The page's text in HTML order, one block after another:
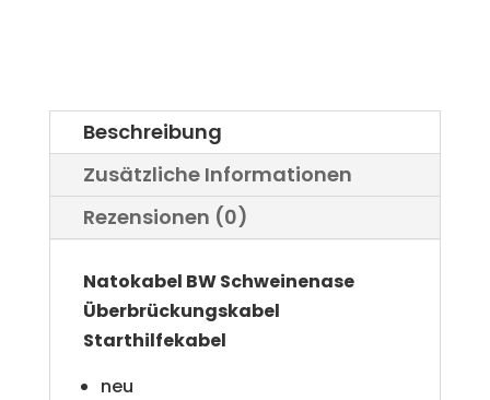
LKW
Menge
Beschreibung
Zusätzliche Informationen
Rezensionen (0)
Natokabel BW Schweinenase
Überbrückungskabel
Starthilfekabel
neu